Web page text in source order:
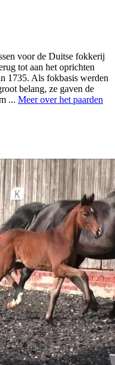
voor de Duitse fokkerij
tot aan het oprichten
1735. Als fokbasis werden
belang, ze gaven de
... Meer over het paarden